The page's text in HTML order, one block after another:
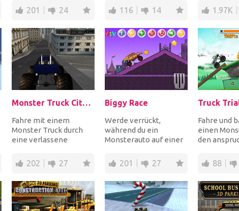
schnell durch die Stadt
zu fah...
201 24
Münzen zu verdienen,
die du für Upgra...
116 14
kipp nicht
Ziel...
1.97K
Monster Truck City Driving Sim
Fahre mit einem
Monster Truck durch
eine verlassene
keine Ampeln, keine
Polizei u...
202 27
Biggy Race
Werde verrückt,
während du ein
Monsterauto auf einer
fährst und Münzen
sammelst,...
201 27
Truck
Fahre und
einen
den
wagemutige
88